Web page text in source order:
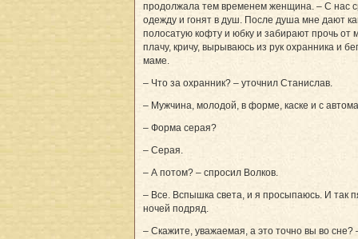
продолжала тем временем женщина. – С нас
одежду и гонят в душ. После душа мне дают
полосатую кофту и юбку и забирают прочь от
плачу, кричу, вырываюсь из рук охранника и
маме.
– Что за охранник? – уточнил Станислав.
– Мужчина, молодой, в форме, каске и с
– Форма серая?
– Серая.
– А потом? – спросил Волков.
– Все. Вспышка света, и я просыпаюсь. И так
ночей подряд.
– Скажите, уважаемая, а это точно вы во сне?